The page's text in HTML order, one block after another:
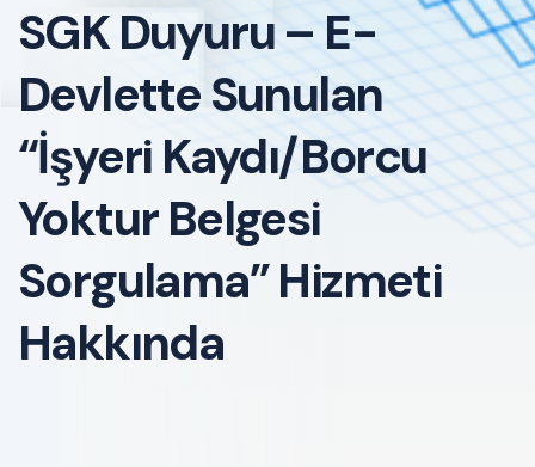
SGK Duyuru – E-
Devlette Sunulan
“İşyeri Kaydı/Borcu
Yoktur Belgesi
Sorgulama” Hizmeti
Hakkında